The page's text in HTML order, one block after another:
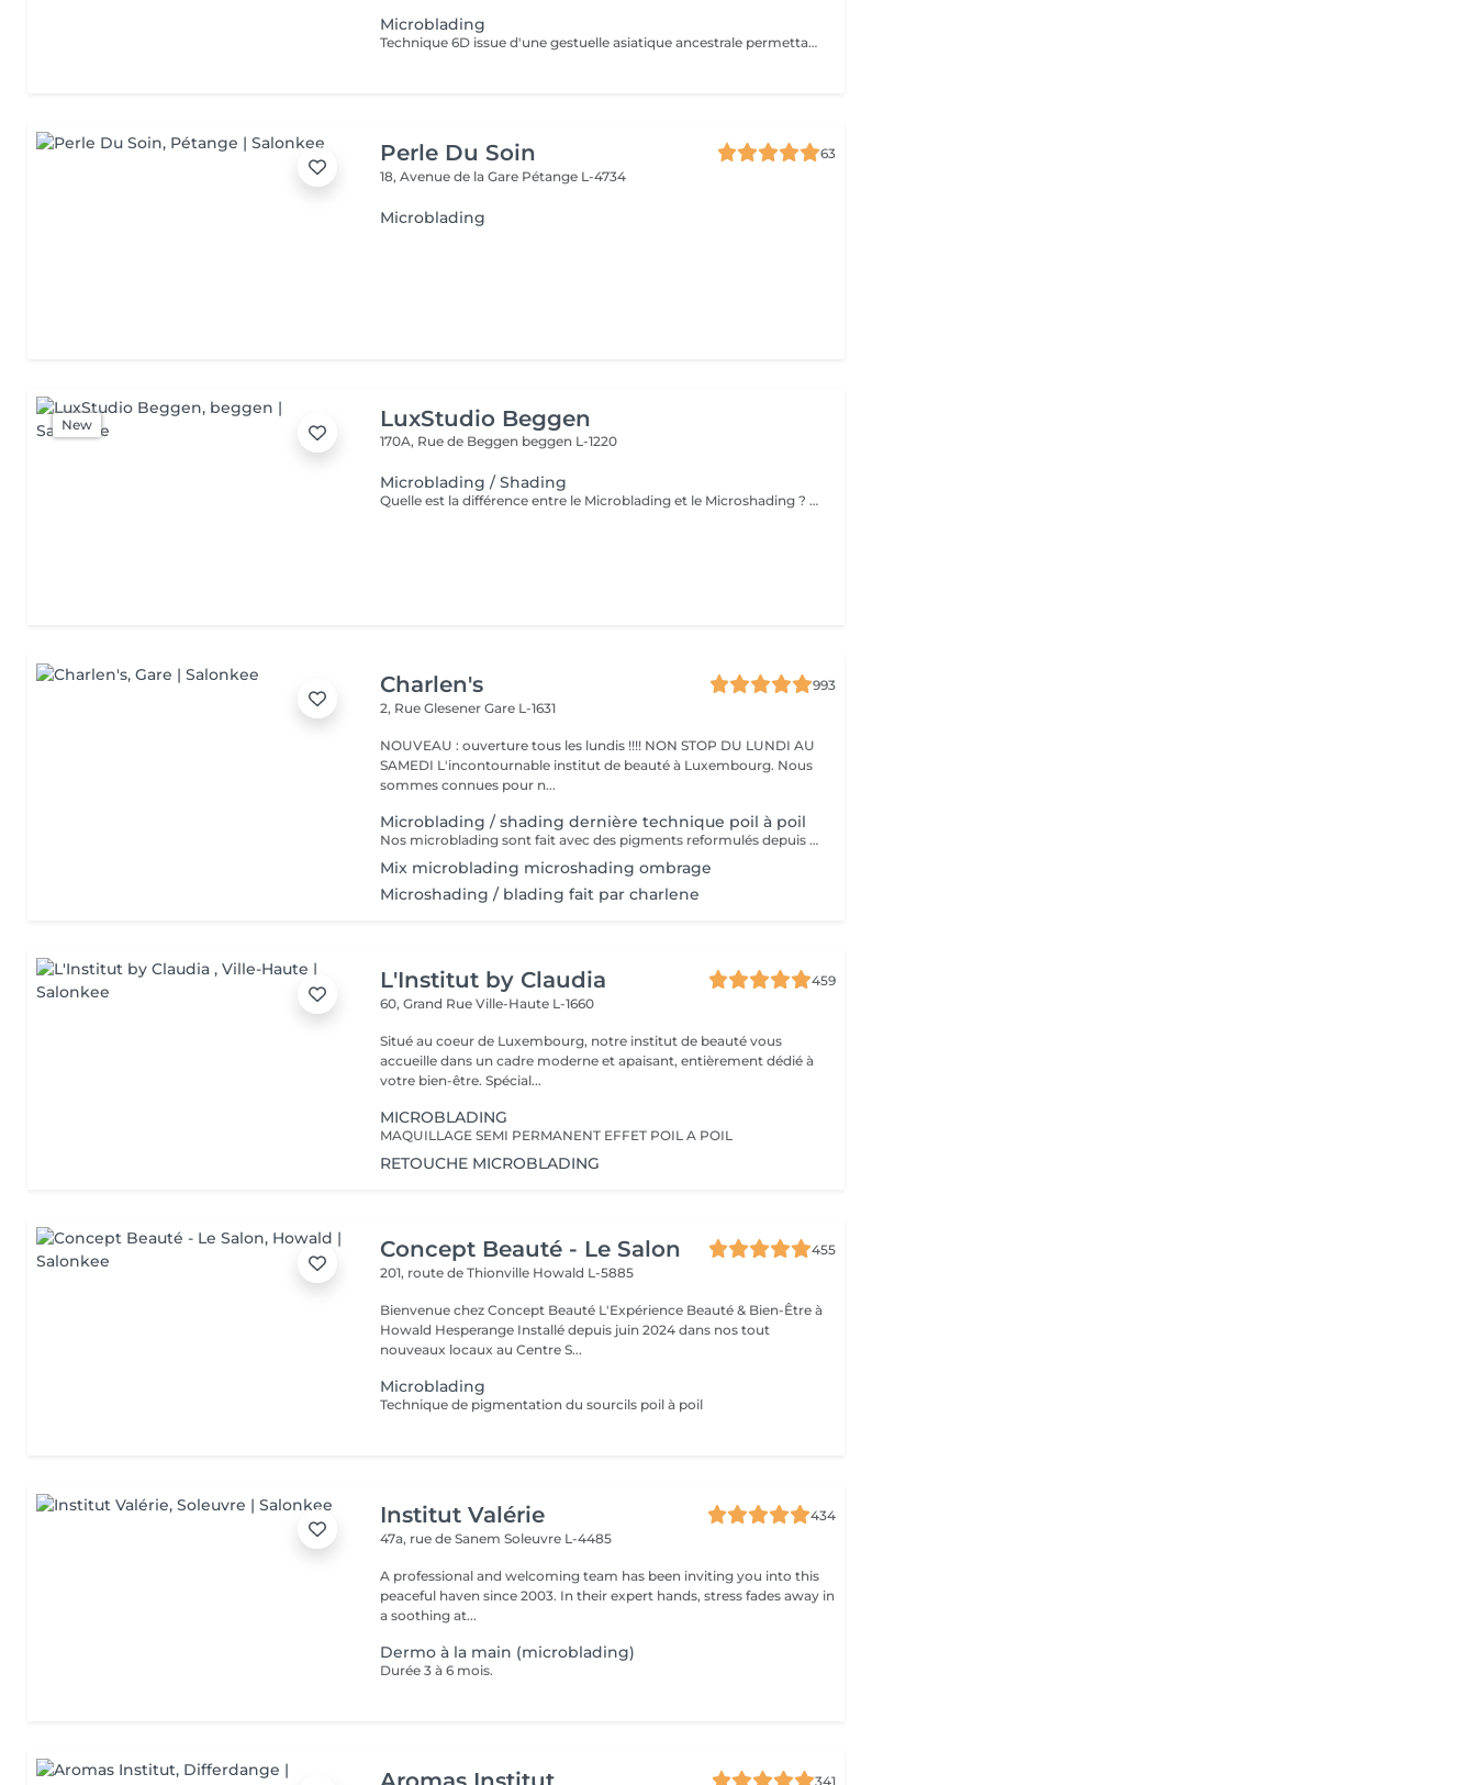
Microblading
Technique 6D issue d'une gestuelle asiatique ancestrale permettant de restructurer vos sourcils pour un résultat poil à poil plus vrai que nature Prenez rendez vous avec notre experte pour conseils et devis personnalisés.
Perle Du Soin
63
18, Avenue de la Gare Pétange L-4734
Microblading
New LuxStudio Beggen
170A, Rue de Beggen beggen L-1220
Microblading / Shading
Quelle est la différence entre le Microblading et le Microshading ? Le Microblading est une technique manuelle de maquillage semi-permanent qui imite parfaitement des poils fins et naturels. Idéal pour combler des zones clairsemées ou redessiner la ligne des sourcils tout en conservant un aspect très naturel. Effet « poil à poil ». Le Microshading, en revanche, utilise une technique de pigmentation par pointillé, similaire à un effet d'ombre ou de dégradé maquillé. Il donne un aspect plus doux, poudré et sophistiqué, idéal pour celles qui aiment un effet maquillage subtil mais structuré. Effet « ombré » ou « poudré ». Quelle technique choisir ? Microblading : pour un effet naturel, sourcils peu fournis ou très fins. Microshading : pour un look maquillé, des sourcils plus nets et définis. Technique mixte (combinée) : les deux techniques sont parfois associées pour un résultat sur mesure, avec poils à l'avant et ombrage à la queue du sourcil. Une consultation personnalisée est toujours recommandée pour déterminer la technique la plus adaptée à votre peau, à vos attentes et à votre style. Souhaitez-vous aussi que eu traduza em português ou adaptar para o público do Lux Studio?
Charlen's
993
2, Rue GlesenerGare L-1631
NOUVEAU : ouverture tous les lundis !!!! NON STOP DU LUNDI AU
SAMEDI L'incontournable institut de beauté à Luxembourg. Nous
sommes connues pour n...
Microblading / shading dernière technique poil à poil
Nos microblading sont fait avec des pigments reformulés depuis la loi du 4 janvier 2022 faites nous confiance nous travaillons avec les meilleures marques sur le marché ne vous inquiétez pas pour la couleur et technique on regardera ensemble sur place :) l'épilation au fil est incluse
Mix microblading microshading ombrage
Microshading / blading fait par charlene
L'Institut by Claudia
459
60, Grand RueVille-Haute L-1660
Situé au coeur de Luxembourg, notre institut de beauté vous
accueille dans un cadre moderne et apaisant, entièrement dédié à
votre bien-être. Spécial...
MICROBLADING
MAQUILLAGE SEMI PERMANENT EFFET POIL A POIL
RETOUCHE MICROBLADING
Concept Beauté - Le Salon
455
201, route de Thionville Howald L-5885
Bienvenue chez Concept Beauté L'Expérience Beauté & Bien-Être à
Howald Hesperange Installé depuis juin 2024 dans nos tout
nouveaux locaux au Centre S...
Microblading
Technique de pigmentation du sourcils poil à poil
Institut Valérie
434
47a, rue de SanemSoleuvre L-4485
A professional and welcoming team has been inviting you into this
peaceful haven since 2003. In their expert hands, stress fades away in
a soothing at...
Dermo à la main (microblading)
Durée 3 à 6 mois.
341